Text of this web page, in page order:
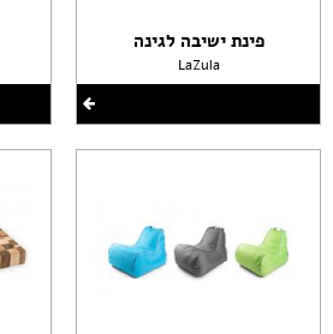
פינת ישיבה לגינה
LaZula